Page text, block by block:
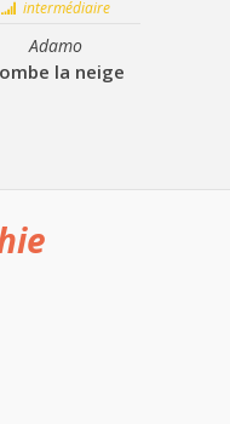
intermédiaire
Adamo
la neige